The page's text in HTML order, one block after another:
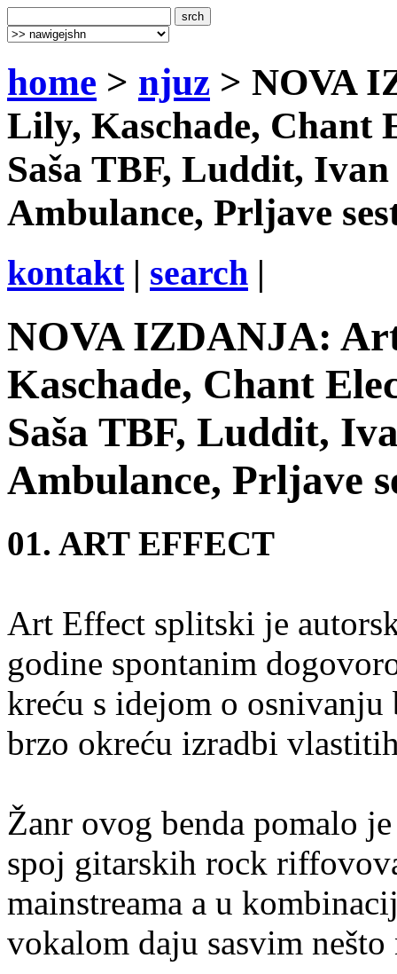
home > njuz > NOVA
Lily, Kaschade, Chant
Saša TBF, Luddit,
Ambulance, Prljave
kontakt| search |
NOVA IZDANJA:
Kaschade, Chant
Saša TBF, Luddit,
Ambulance, Prljave
01. ART EFFECT
Art Effect splitski je
godine spontanim
kreću s idejom o
brzo okreću izradbi
Žanr ovog benda pomalo
spoj gitarskih rock
mainstreama a u
vokalom daju sasvim